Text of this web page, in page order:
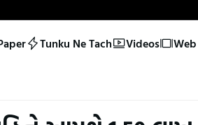
Tunku Ne Tach Videos